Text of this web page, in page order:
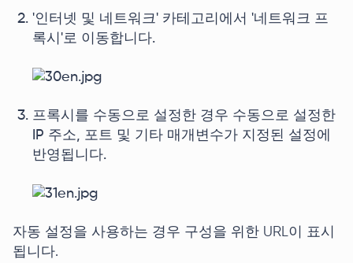
'인터넷 및 네트워크' 카테고리에서 '네트워크 프
록시'로 이동합니다.
프록시를 수동으로 설정한 경우 수동으로 설정한
IP 주소, 포트 및 기타 매개변수가 지정된 설정에
반영됩니다.
자동 설정을 사용하는 경우 구성을 위한 URL이 표시
됩니다.